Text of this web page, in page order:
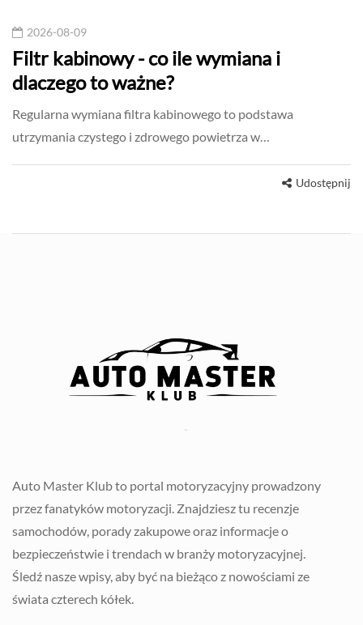
2026-08-09
Filtr kabinowy - co ile wymiana i
dlaczego to ważne?
Regularna wymiana filtra kabinowego to podstawa
utrzymania czystego i zdrowego powietrza w…
Udostępnij
Auto Master Klub to portal motoryzacyjny prowadzony
przez fanatyków motoryzacji. Znajdziesz tu recenzje
samochodów, porady zakupowe oraz informacje o
bezpieczeństwie i trendach w branży motoryzacyjnej.
Śledź nasze wpisy, aby być na bieżąco z nowościami ze
świata czterech kółek.